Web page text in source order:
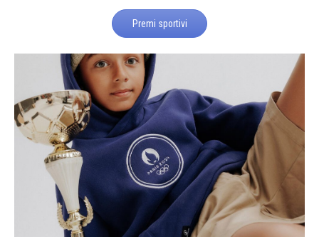
Premi sportivi